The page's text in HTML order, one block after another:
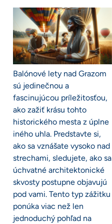
Balónové lety nad Grazom
sú jedinečnou a
fascinujúcou príležitosťou,
ako zažiť krásu tohto
historického mesta z úplne
iného uhla. Predstavte si,
ako sa vznášate vysoko nad
strechami, sledujete, ako sa
úchvatné architektonické
skvosty postupne objavujú
pod vami. Tento typ zážitku
ponúka viac než len
jednoduchý pohľad na